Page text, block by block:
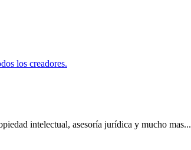
los creadores.
intelectual, asesoría jurídica y mucho mas...